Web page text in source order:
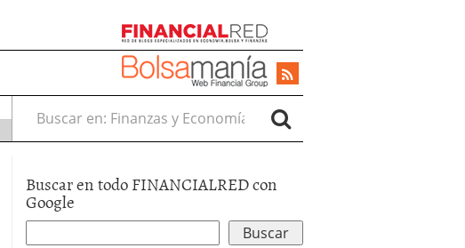
Buscar en:
Buscar en todo FINANCIALRED con
Google